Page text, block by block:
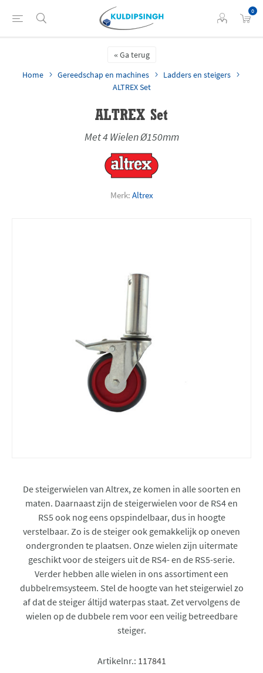
0
Ga terug
Home
Gereedschap en machines
Ladders en steigers
ALTREX Set
ALTREX Set
Met 4 Wielen Ø150mm
Merk: Altrex
De steigerwielen van Altrex, ze komen in alle soorten en
maten. Daarnaast zijn de steigerwielen voor de RS4 en
RS5 ook nog eens opspindelbaar, dus in hoogte
verstelbaar. Zo is de steiger ook gemakkelijk op oneven
ondergronden te plaatsen. Onze wielen zijn uitermate
geschikt voor de steigers uit de RS4- en de RS5-serie.
Verder hebben alle wielen in ons assortiment een
dubbelremsysteem. Stel de hoogte van het steigerwiel zo
af dat de steiger áltijd waterpas staat. Zet vervolgens de
wielen op de dubbele rem voor een veilig betreedbare
steiger.
Artikelnr.: 117841